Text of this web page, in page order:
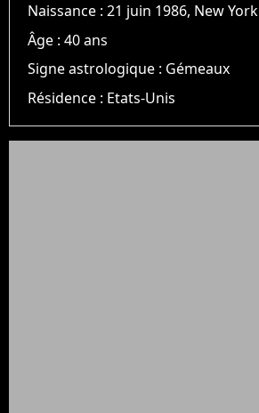
Naissance :21 juin 1986, New York
Âge :40 ans
Signe astrologique : Gémeaux
Résidence : Etats-Unis